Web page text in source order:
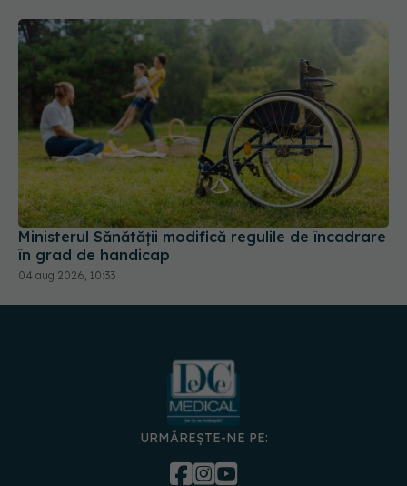
Ministerul Sănătății modifică regulile de încadrare
în grad de handicap
04 aug 2026, 10:33
DESCARCĂ APLICAȚIA